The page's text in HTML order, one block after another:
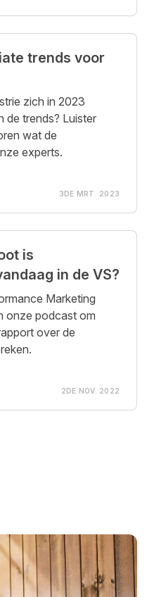
trends voor
zich in 2023
de trends? Luister
wat de
experts.
3DE MRT. 2023
is
in de VS?
Marketing
onze podcast om
over de
2DE NOV. 2022